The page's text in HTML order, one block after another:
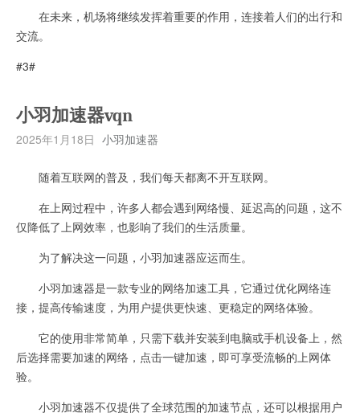
在未来，机场将继续发挥着重要的作用，连接着人们的出行和
交流。
#3#
小羽加速器vqn
2025年1月18日 小羽加速器
随着互联网的普及，我们每天都离不开互联网。
在上网过程中，许多人都会遇到网络慢、延迟高的问题，这不
仅降低了上网效率，也影响了我们的生活质量。
为了解决这一问题，小羽加速器应运而生。
小羽加速器是一款专业的网络加速工具，它通过优化网络连
接，提高传输速度，为用户提供更快速、更稳定的网络体验。
它的使用非常简单，只需下载并安装到电脑或手机设备上，然
后选择需要加速的网络，点击一键加速，即可享受流畅的上网体
验。
小羽加速器不仅提供了全球范围的加速节点，还可以根据用户